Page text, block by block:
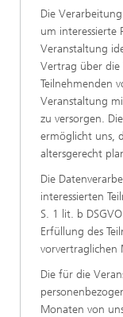
Die
um interessierte
Veranstaltung
Vertrag über die
Teilnehmenden
Veranstaltung
zu versorgen.
ermöglicht uns,
altersgerecht
Die
interessierten
S. 1 lit. b
Erfüllung des
vorvertraglichen
Die für die
Monaten von